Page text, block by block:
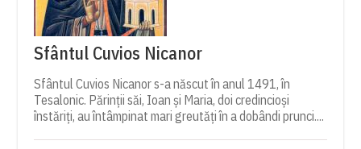
Sfântul Cuvios Nicanor
Sfântul Cuvios Nicanor s-a născut în anul 1491, în
Tesalonic. Părinții săi, Ioan și Maria, doi credincioși
înstăriți, au întâmpinat mari greutăți în a dobândi prunci....